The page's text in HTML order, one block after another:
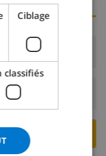
20:00
›
DANISH
Ciblage
classifiés